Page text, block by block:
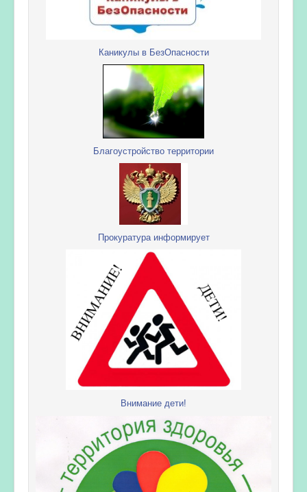
Каникулы в БезОпасности
Благоустройство территории
Прокуратура информирует
Внимание дети!